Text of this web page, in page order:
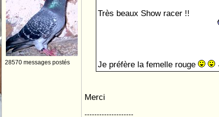
28570 messages postés
Très beaux Show racer !!
Je préfère la femelle rouge
Merci
--------------------